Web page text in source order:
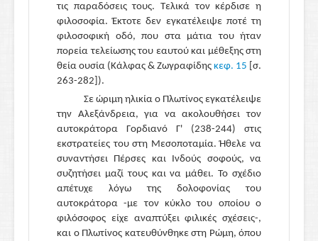
τις παραδόσεις τους. Τελικά τον κέρδισε η
φιλοσοφία. Έκτοτε δεν εγκατέλειψε ποτέ τη
φιλοσοφική οδό, που στα μάτια του ήταν
πορεία τελείωσης του εαυτού και μέθεξης στη
θεία ουσία (Κάλφας & Ζωγραφίδης κεφ. 15 [σ.
263-282]).
Σε ώριμη ηλικία ο Πλωτίνος εγκατέλειψε
την Αλεξάνδρεια, για να ακολουθήσει τον
αυτοκράτορα Γορδιανό Γ' (238-244) στις
εκστρατείες του στη Μεσοποταμία. Ήθελε να
συναντήσει Πέρσες και Ινδούς σοφούς, να
συζητήσει μαζί τους και να μάθει. Το σχέδιο
απέτυχε λόγω της δολοφονίας του
αυτοκράτορα -με τον κύκλο του οποίου ο
φιλόσοφος είχε αναπτύξει φιλικές σχέσεις-,
και ο Πλωτίνος κατευθύνθηκε στη Ρώμη, όπου